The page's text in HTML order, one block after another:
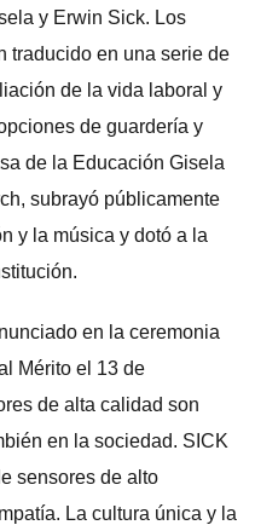
y Erwin Sick. Los
traducido en una serie de
de la vida laboral y
de guardería y
de la Educación Gisela
subrayó públicamente
y la música y dotó a la
en la ceremonia
Mérito el 13 de
de alta calidad son
en la sociedad. SICK
sensores de alto
La cultura única y la